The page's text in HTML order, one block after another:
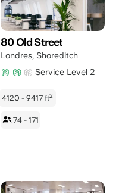
80 Old Street
Londres, Shoreditch
Service Level 2
4120 - 9417 ft2
74 - 171